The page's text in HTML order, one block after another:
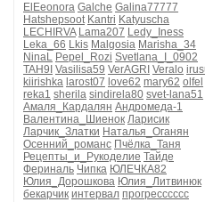
ElEeonora Galche Galina77777
Hatshepsoot Kantri Katyuscha
LECHIRVA Lama207 Ledy_Iness
Leka_66 Lkis Malgosia Marisha_34
NinaL Pepel_Rozi Svetlana_I_0902
TAH9I Vasilisa59 VerAGRI Veralo
kiirishka larost07 love62 mary62 olfel
reka1 sherila sindirela80 svet-lana51
Амаля_Кардалян Андромеда-1
Валентина_Шиенок Ларисик
Ларчик_Златки Наталья_Оганян
Осенний_романс Пчёлка_Таня
Рецепты_и_Рукоделие Тайде
Фериналь Чипка ЮЛЕЧКА82
Юлия_Дорошкова Юлия_Литвинюк
бекарчик интервал прогресссссс